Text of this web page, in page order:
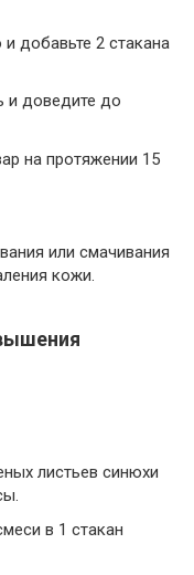
добавьте 2 стакана
и доведите до
на протяжении 15
или смачивания
кожи.
листьев синюхи
в 1 стакан